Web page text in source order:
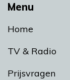
Menu
Home
TV & Radio
Prijsvragen